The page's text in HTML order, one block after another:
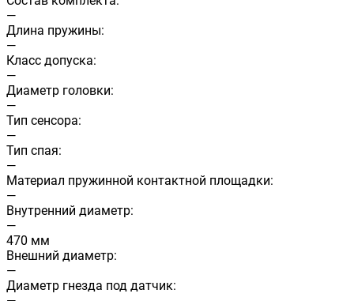
—
Длина пружины:
—
Класс допуска:
—
Диаметр головки:
—
Тип сенсора:
—
Тип спая:
—
Материал пружинной контактной площадки:
—
Внутренний диаметр:
—
470 мм
Внешний диаметр:
—
Диаметр гнезда под датчик: